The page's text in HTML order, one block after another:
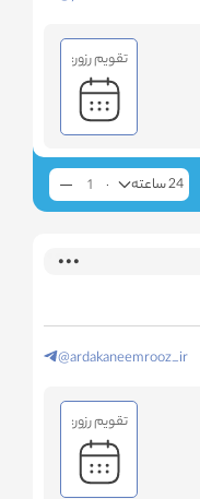
تقویم رزور:
24 ساعته
@ardakaneemrooz_ir
تقویم رزور: